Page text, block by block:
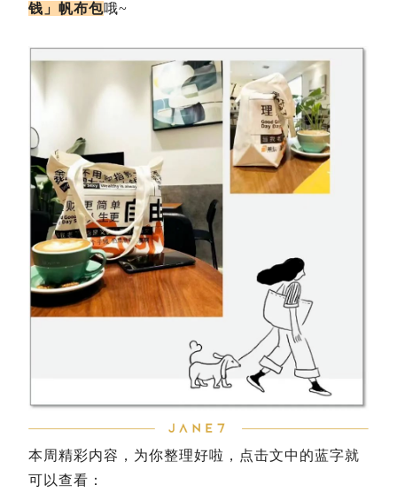
钱」帆布包哦~
本周精彩内容，为你整理好啦，点击文中的蓝字就
可以查看：